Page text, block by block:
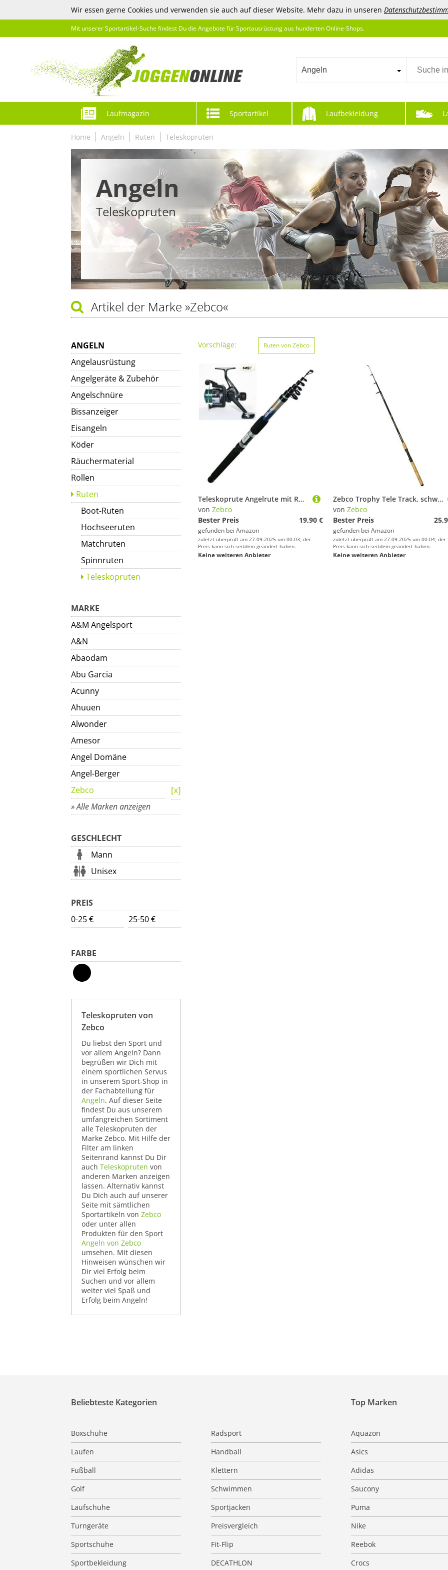
Wir essen gerne Cookies und verwenden sie auch auf dieser Website. Mehr dazu in unseren
Mit unserer Sportartikel-Suche findest Du die Angebote für Sportausrüstung aus hunderten Online-Shops.
Angeln
Laufmagazin Sportartikel Laufbekleidung
Home Angeln Ruten Teleskopruten
Angeln
Teleskopruten
Artikel der Marke »Zebco«
ANGELN
Angelausrüstung
Angelgeräte & Zubehör
Angelschnüre
Bissanzeiger
Eisangeln
Köder
Räuchermaterial
Rollen
Ruten
Boot-Ruten
Hochseeruten
Matchruten
Spinnruten
Teleskopruten
MARKE
A&M Angelsport
A&N
Abaodam
Abu Garcia
Acunny
Ahuuen
Alwonder
Amesor
Angel Domäne
Angel-Berger
Zebco
» Alle Marken anzeigen
GESCHLECHT
Mann
Unisex
PREIS
0-25 €
25-50 €
FARBE
Teleskopruten von
Zebco
Du liebst den Sport und
vor allem Angeln? Dann
begrüßen wir Dich mit
einem sportlichen Servus
in unserem Sport-Shop in
der Fachabteilung für
Angeln. Auf dieser Seite
findest Du aus unserem
umfangreichen Sortiment
alle Teleskopruten der
Marke Zebco. Mit Hilfe der
Filter am linken
Seitenrand kannst Du Dir
auch Teleskopruten von
anderen Marken anzeigen
lassen. Alternativ kannst
Du Dich auch auf unserer
Seite mit sämtlichen
Sportartikeln von Zebco
oder unter allen
Produkten für den Sport
Angeln von Zebco
umsehen. Mit diesen
Hinweisen wünschen wir
Dir viel Erfolg beim
Suchen und vor allem
weiter viel Spaß und
Erfolg beim Angeln!
Vorschläge: Ruten von Zebco
Teleskoprute Angelrute mit Rolle und Schnur 3,00 Meter 20-50g Wurfgewicht Friedfisch Hecht Zander Barsch Forelle
von Zebco
Bester Preis
19,90 €
gefunden bei Amazon
zuletzt überprüft am 27.09.2025 um 00:03; der
Preis kann sich seitdem geändert haben.
Keine weiteren Anbieter
Zebco Trophy Tele Track, schwarz, 1,80 m
von Zebco
Bester Preis
gefunden bei Amazon
zuletzt überprüft am 27.09.2025 um 00:04; der
Preis kann sich seitdem geändert haben.
Keine weiteren Anbieter
Beliebteste Kategorien
Boxschuhe
Radsport
Laufen
Handball
Fußball
Klettern
Golf
Schwimmen
Laufschuhe
Sportjacken
Turngeräte
Preisvergleich
Sportschuhe
Fit-Flip
Sportbekleidung
DECATHLON
Top Marken
Aquazon
Asics
Adidas
Saucony
Puma
Nike
Reebok
Crocs